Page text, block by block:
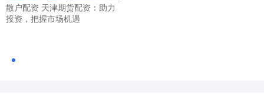
散户配资 天津期货配资：助力
投资，把握市场机遇